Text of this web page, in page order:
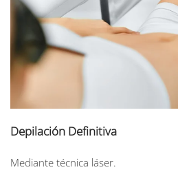
Depilación Definitiva
Mediante técnica láser.